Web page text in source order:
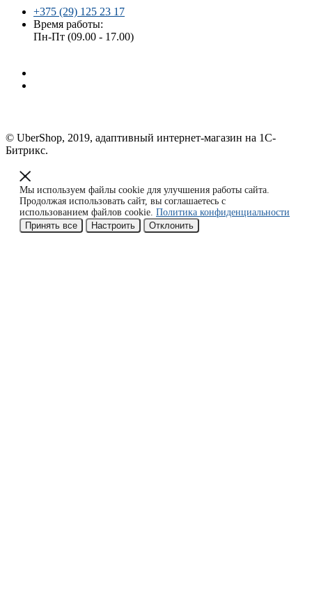
+375 (29) 125 23 17
Время работы:
Пн-Пт (09.00 - 17.00)
© UberShop, 2019, адаптивный интернет-магазин на 1С-
Битрикс.
Мы используем файлы cookie для улучшения работы сайта.
Продолжая использовать сайт, вы соглашаетесь с
использованием файлов cookie. Политика конфиденциальности
Принять все
Настроить Отклонить